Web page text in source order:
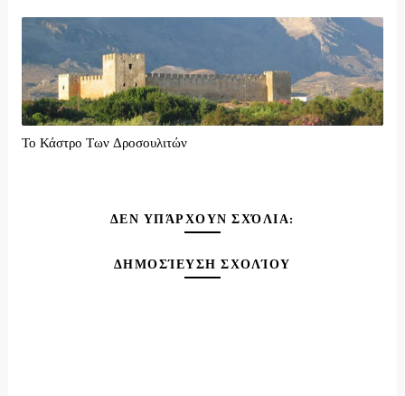
Το Κάστρο Των Δροσουλιτών
ΔΕΝ ΥΠΆΡΧΟΥΝ ΣΧΌΛΙΑ:
ΔΗΜΟΣΊΕΥΣΗ ΣΧΟΛΊΟΥ